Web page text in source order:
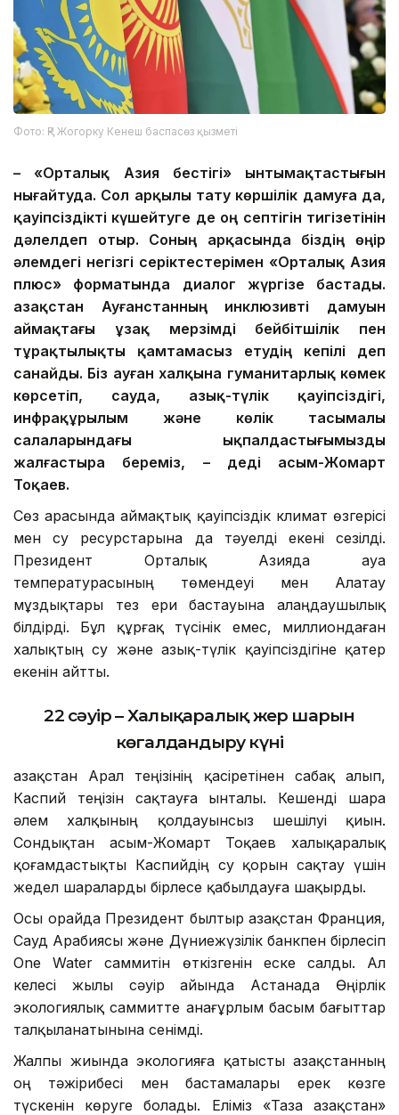
Фото: ҚР Жогорку Кенеш баспасөз қызметі
– «Орталық Азия бестігі» ынтымақтастығын
нығайтуда. Сол арқылы тату көршілік дамуға да,
қауіпсіздікті күшейтуге де оң септігін тигізетінін
дәлелдеп отыр. Соның арқасында біздің өңір
әлемдегі негізгі серіктестерімен «Орталық Азия
плюс» форматында диалог жүргізе бастады.
Қазақстан Ауғанстанның инклюзивті дамуын
аймақтағы ұзақ мерзімді бейбітшілік пен
тұрақтылықты қамтамасыз етудің кепілі деп
санайды. Біз ауған халқына гуманитарлық көмек
көрсетіп, сауда, азық-түлік қауіпсіздігі,
инфрақұрылым және көлік тасымалы
салаларындағы ықпалдастығымызды
жалғастыра береміз, – деді Қасым-Жомарт
Тоқаев.
Сөз арасында аймақтық қауіпсіздік климат өзгерісі
мен су ресурстарына да тәуелді екені сезілді.
Президент Орталық Азияда ауа
температурасының төмендеуі мен Алатау
мұздықтары тез ери бастауына алаңдаушылық
білдірді. Бұл құрғақ түсінік емес, миллиондаған
халықтың су және азық-түлік қауіпсіздігіне қатер
екенін айтты.
22 сәуір – Халықаралық жер шарын
көгалдандыру күні
Қазақстан Арал теңізінің қасіретінен сабақ алып,
Каспий теңізін сақтауға ынталы. Кешенді шара
әлем халқының қолдауынсыз шешілуі қиын.
Сондықтан Қасым-Жомарт Тоқаев халықаралық
қоғамдастықты Каспийдің су қорын сақтау үшін
жедел шараларды бірлесе қабылдауға шақырды.
Осы орайда Президент былтыр Қазақстан Франция,
Сауд Арабиясы және Дүниежүзілік банкпен бірлесіп
One Water саммитін өткізгенін еске салды. Ал
келесі жылы сәуір айында Астанада Өңірлік
экологиялық саммитте анағұрлым басым бағыттар
талқыланатынына сенімді.
Жалпы жиында экологияға қатысты Қазақстанның
оң тәжірибесі мен бастамалары ерек көзге
түскенін көруге болады. Еліміз «Таза Қазақстан»